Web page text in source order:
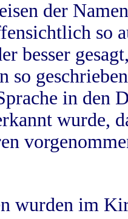
der
so
besser
so
in
wurde,
wurden im